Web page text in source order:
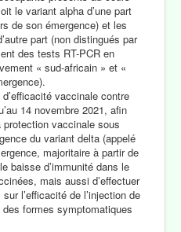
le variant alpha d’une part
de son émergence) et les
part (non distingués par
des tests RT-PCR en
« sud-africain » et «
vaccinale contre
14 novembre 2021, afin
protection vaccinale sous
du variant delta (appelé
majoritaire à partir de
baisse d’immunité dans le
mais aussi d’effectuer
l’efficacité de l’injection de
formes symptomatiques